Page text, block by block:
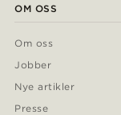
OM OSS
Om oss
Jobber
Nye artikler
Presse